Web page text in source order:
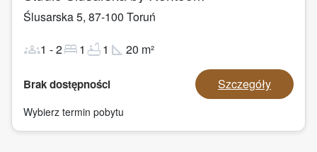
Ślusarska 5, 87-100 Toruń
groups1 -2bed1 bathtub1 square_foot 20 m²
Brak dostępności Szczegóły
Wybierz termin pobytu